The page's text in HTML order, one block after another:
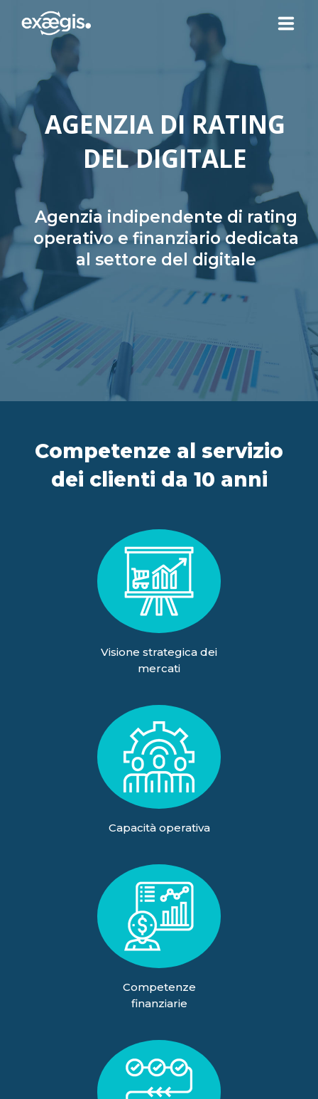
CHI SIAMO
LE NOSTRE OFFERTE
CONTATTI
SPAZIO CLIENTE
IT FR ES
Agenzia indipendente di rating
operativo e finanziario dedicata
al settore del digitale
AGENZIA DI RATING
DEL DIGITALE
Competenze al servizio
dei clienti da 10 anni
Visione strategica dei
mercati
Capacità operativa
Competenze
finanziarie